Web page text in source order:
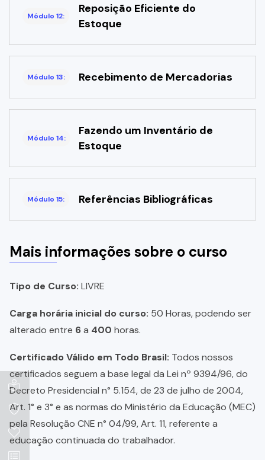
Módulo 12:
Reposição Eficiente do
Estoque
Módulo 13: Recebimento de Mercadorias
Módulo 14:
Fazendo um Inventário de
Estoque
Módulo 15: Referências Bibliográficas
Mais informações sobre o curso
Tipo de Curso: LIVRE
Carga horária inicial do curso: 50 Horas, podendo ser
alterado entre 6a 400 horas.
Certificado Válido em Todo Brasil: Todos nossos
certificados seguem a base legal da Lei nº 9394/96, do
Decreto Presidencial n° 5.154, de 23 de julho de 2004,
Art. 1° e 3° e as normas do Ministério da Educação (MEC)
pela Resolução CNE n° 04/99, Art. 11, referente a
educação continuada do trabalhador.